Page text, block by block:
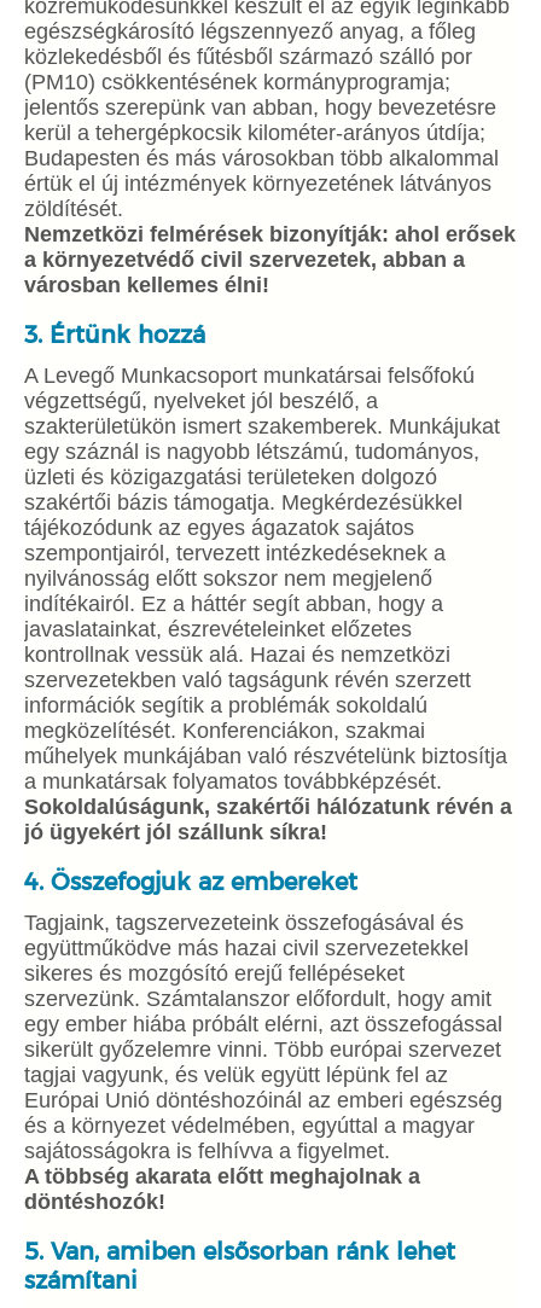
közreműködésünkkel készült el az egyik leginkább
egészségkárosító légszennyező anyag, a főleg
közlekedésből és fűtésből származó szálló por
(PM10) csökkentésének kormányprogramja;
jelentős szerepünk van abban, hogy bevezetésre
kerül a tehergépkocsik kilométer-arányos útdíja;
Budapesten és más városokban több alkalommal
értük el új intézmények környezetének látványos
zöldítését.
Nemzetközi felmérések bizonyítják: ahol erősek
a környezetvédő civil szervezetek, abban a
városban kellemes élni!
3. Értünk hozzá
A Levegő Munkacsoport munkatársai felsőfokú
végzettségű, nyelveket jól beszélő, a
szakterületükön ismert szakemberek. Munkájukat
egy száznál is nagyobb létszámú, tudományos,
üzleti és közigazgatási területeken dolgozó
szakértői bázis támogatja. Megkérdezésükkel
tájékozódunk az egyes ágazatok sajátos
szempontjairól, tervezett intézkedéseknek a
nyilvánosság előtt sokszor nem megjelenő
indítékairól. Ez a háttér segít abban, hogy a
javaslatainkat, észrevételeinket előzetes
kontrollnak vessük alá. Hazai és nemzetközi
szervezetekben való tagságunk révén szerzett
információk segítik a problémák sokoldalú
megközelítését. Konferenciákon, szakmai
műhelyek munkájában való részvételünk biztosítja
a munkatársak folyamatos továbbképzését.
Sokoldalúságunk, szakértői hálózatunk révén a
jó ügyekért jól szállunk síkra!
4. Összefogjuk az embereket
Tagjaink, tagszervezeteink összefogásával és
együttműködve más hazai civil szervezetekkel
sikeres és mozgósító erejű fellépéseket
szervezünk. Számtalanszor előfordult, hogy amit
egy ember hiába próbált elérni, azt összefogással
sikerült győzelemre vinni. Több európai szervezet
tagjai vagyunk, és velük együtt lépünk fel az
Európai Unió döntéshozóinál az emberi egészség
és a környezet védelmében, egyúttal a magyar
sajátosságokra is felhívva a figyelmet.
A többség akarata előtt meghajolnak a
döntéshozók!
5. Van, amiben elsősorban ránk lehet
számítani